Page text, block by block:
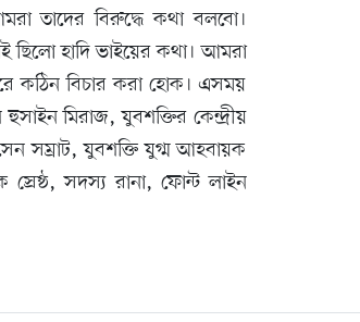
তাদের বিরুদ্ধে কথা বলবো।
ছিলো হাদি ভাইয়ের কথা। আমরা
কঠিন বিচার করা হোক। এসময়
মিরাজ, যুবশক্তির কেন্দ্রীয়
সম্রাট, যুবশক্তি যুগ্ম আহবায়ক
সদস্য রানা, ফোন্ট লাইন